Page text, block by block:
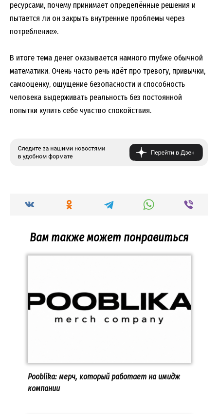
ресурсами, почему принимает определённые решения и
пытается ли он закрыть внутренние проблемы через
потребление».
В итоге тема денег оказывается намного глубже обычной
математики. Очень часто речь идёт про тревогу, привычки,
самооценку, ощущение безопасности и способность
человека выдерживать реальность без постоянной
попытки купить себе чувство спокойствия.
Вам также может понравиться
Pooblika: мерч, который работает на имидж
компании